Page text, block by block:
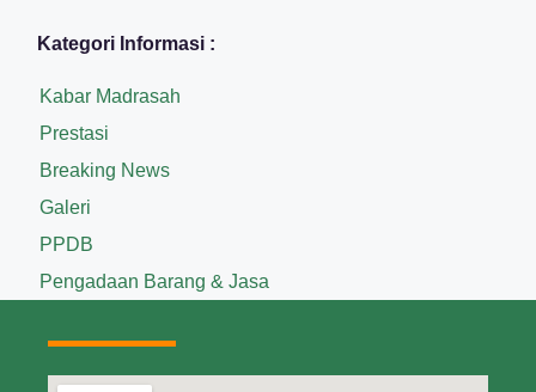
Kategori Informasi :
Kabar Madrasah
Prestasi
Breaking News
Galeri
PPDB
Pengadaan Barang & Jasa